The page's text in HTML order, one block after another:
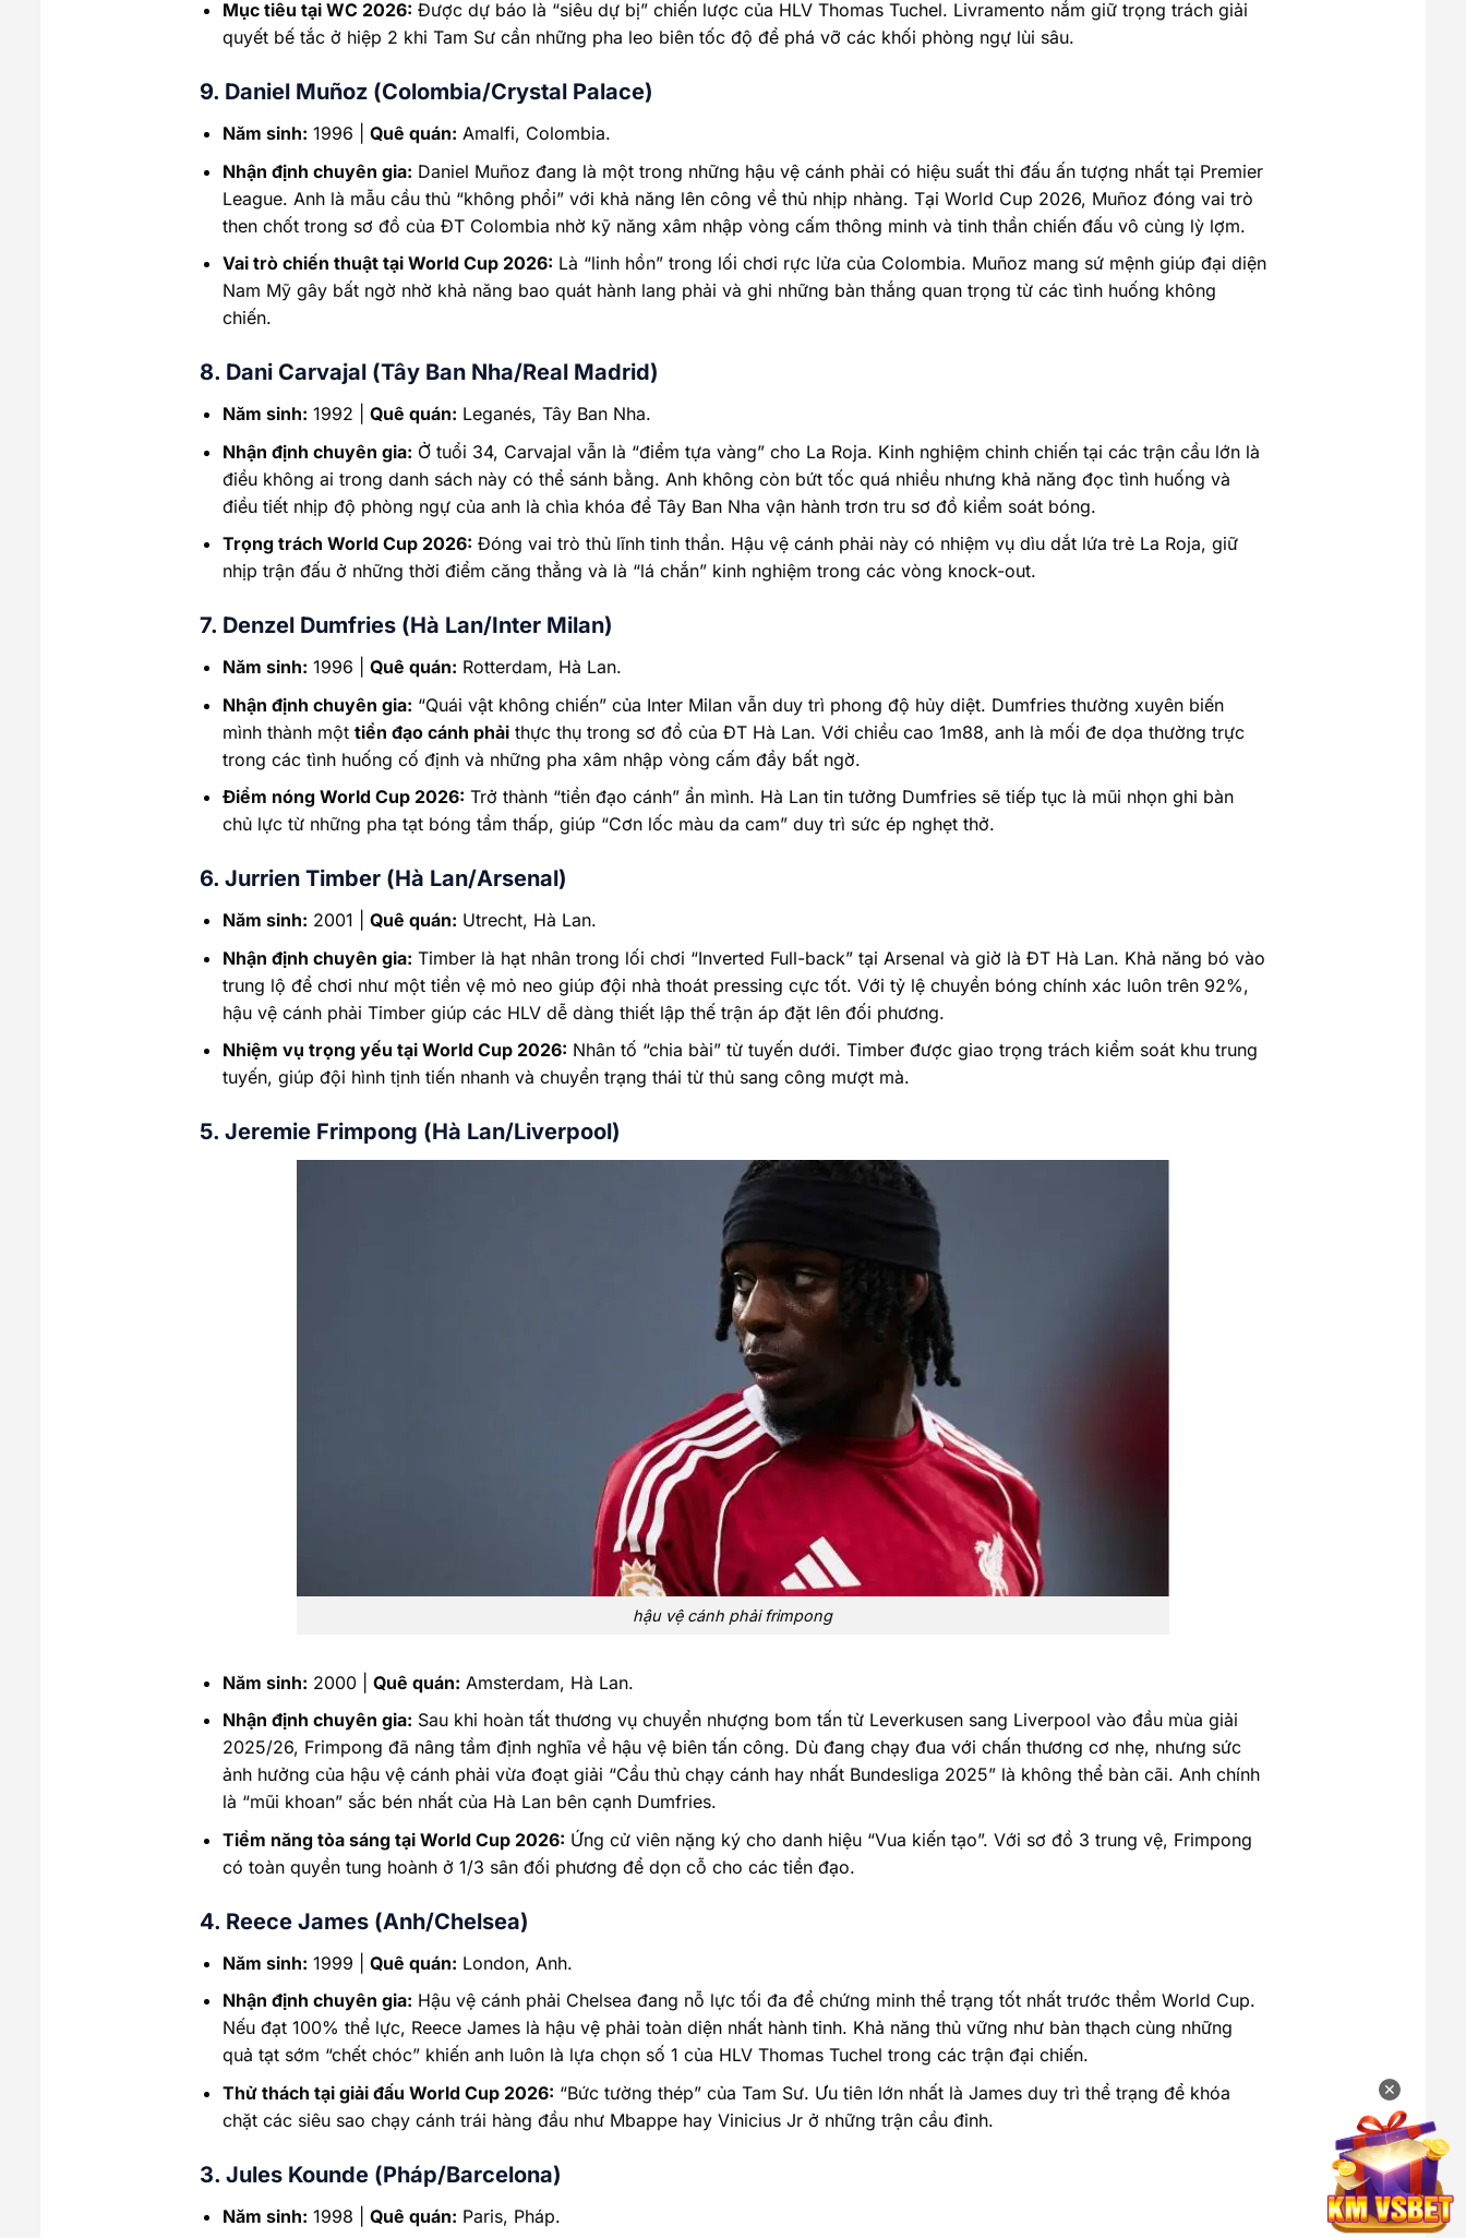
Mục tiêu tại WC 2026: Được dự báo là “siêu dự bị” chiến lược của HLV Thomas Tuchel. Livramento nắm giữ trọng trách giải
quyết bế tắc ở hiệp 2 khi Tam Sư cần những pha leo biên tốc độ để phá vỡ các khối phòng ngự lùi sâu.
9. Daniel Muñoz (Colombia/Crystal Palace)
Năm sinh: 1996 | Quê quán: Amalfi, Colombia.
Nhận định chuyên gia: Daniel Muñoz đang là một trong những hậu vệ cánh phải có hiệu suất thi đấu ấn tượng nhất tại Premier
League. Anh là mẫu cầu thủ “không phổi” với khả năng lên công về thủ nhịp nhàng. Tại World Cup 2026, Muñoz đóng vai trò
then chốt trong sơ đồ của ĐT Colombia nhờ kỹ năng xâm nhập vòng cấm thông minh và tinh thần chiến đấu vô cùng lỳ lợm.
Vai trò chiến thuật tại World Cup 2026: Là “linh hồn” trong lối chơi rực lửa của Colombia. Muñoz mang sứ mệnh giúp đại diện
Nam Mỹ gây bất ngờ nhờ khả năng bao quát hành lang phải và ghi những bàn thắng quan trọng từ các tình huống không
chiến.
8. Dani Carvajal (Tây Ban Nha/Real Madrid)
Năm sinh: 1992 | Quê quán: Leganés, Tây Ban Nha.
Nhận định chuyên gia: Ở tuổi 34, Carvajal vẫn là “điểm tựa vàng” cho La Roja. Kinh nghiệm chinh chiến tại các trận cầu lớn là
điều không ai trong danh sách này có thể sánh bằng. Anh không còn bứt tốc quá nhiều nhưng khả năng đọc tình huống và
điều tiết nhịp độ phòng ngự của anh là chìa khóa để Tây Ban Nha vận hành trơn tru sơ đồ kiểm soát bóng.
Trọng trách World Cup 2026: Đóng vai trò thủ lĩnh tinh thần. Hậu vệ cánh phải này có nhiệm vụ dìu dắt lứa trẻ La Roja, giữ
nhịp trận đấu ở những thời điểm căng thẳng và là “lá chắn” kinh nghiệm trong các vòng knock-out.
7. Denzel Dumfries (Hà Lan/Inter Milan)
Năm sinh: 1996 | Quê quán: Rotterdam, Hà Lan.
Nhận định chuyên gia: “Quái vật không chiến” của Inter Milan vẫn duy trì phong độ hủy diệt. Dumfries thường xuyên biến
mình thành một tiền đạo cánh phảithực thụ trong sơ đồ của ĐT Hà Lan. Với chiều cao 1m88, anh là mối đe dọa thường trực
trong các tình huống cố định và những pha xâm nhập vòng cấm đầy bất ngờ.
Điểm nóng World Cup 2026: Trở thành “tiền đạo cánh” ẩn mình. Hà Lan tin tưởng Dumfries sẽ tiếp tục là mũi nhọn ghi bàn
chủ lực từ những pha tạt bóng tầm thấp, giúp “Cơn lốc màu da cam” duy trì sức ép nghẹt thở.
6. Jurrien Timber (Hà Lan/Arsenal)
Năm sinh: 2001 | Quê quán: Utrecht, Hà Lan.
Nhận định chuyên gia: Timber là hạt nhân trong lối chơi “Inverted Full-back” tại Arsenal và giờ là ĐT Hà Lan. Khả năng bó vào
trung lộ để chơi như một tiền vệ mỏ neo giúp đội nhà thoát pressing cực tốt. Với tỷ lệ chuyền bóng chính xác luôn trên 92%,
hậu vệ cánh phải Timber giúp các HLV dễ dàng thiết lập thế trận áp đặt lên đối phương.
Nhiệm vụ trọng yếu tại World Cup 2026: Nhân tố “chia bài” từ tuyến dưới. Timber được giao trọng trách kiểm soát khu trung
tuyến, giúp đội hình tịnh tiến nhanh và chuyển trạng thái từ thủ sang công mượt mà.
5. Jeremie Frimpong (Hà Lan/Liverpool)
hậu vệ cánh phải frimpong
Năm sinh: 2000 | Quê quán: Amsterdam, Hà Lan.
Nhận định chuyên gia: Sau khi hoàn tất thương vụ chuyển nhượng bom tấn từ Leverkusen sang Liverpool vào đầu mùa giải
2025/26, Frimpong đã nâng tầm định nghĩa về hậu vệ biên tấn công. Dù đang chạy đua với chấn thương cơ nhẹ, nhưng sức
ảnh hưởng của hậu vệ cánh phải vừa đoạt giải “Cầu thủ chạy cánh hay nhất Bundesliga 2025” là không thể bàn cãi. Anh chính
là “mũi khoan” sắc bén nhất của Hà Lan bên cạnh Dumfries.
Tiềm năng tỏa sáng tại World Cup 2026: Ứng cử viên nặng ký cho danh hiệu “Vua kiến tạo”. Với sơ đồ 3 trung vệ, Frimpong
có toàn quyền tung hoành ở 1/3 sân đối phương để dọn cỗ cho các tiền đạo.
4. Reece James (Anh/Chelsea)
Năm sinh: 1999 | Quê quán: London, Anh.
Nhận định chuyên gia: Hậu vệ cánh phải Chelsea đang nỗ lực tối đa để chứng minh thể trạng tốt nhất trước thềm World Cup.
Nếu đạt 100% thể lực, Reece James là hậu vệ phải toàn diện nhất hành tinh. Khả năng thủ vững như bàn thạch cùng những
quả tạt sớm “chết chóc” khiến anh luôn là lựa chọn số 1 của HLV Thomas Tuchel trong các trận đại chiến.
Thử thách tại giải đấu World Cup 2026: “Bức tường thép” của Tam Sư. Ưu tiên lớn nhất là James duy trì thể trạng để khóa
chặt các siêu sao chạy cánh trái hàng đầu như Mbappe hay Vinicius Jr ở những trận cầu đinh.
3. Jules Kounde (Pháp/Barcelona)
Năm sinh: 1998 | Quê quán: Paris, Pháp.
✕